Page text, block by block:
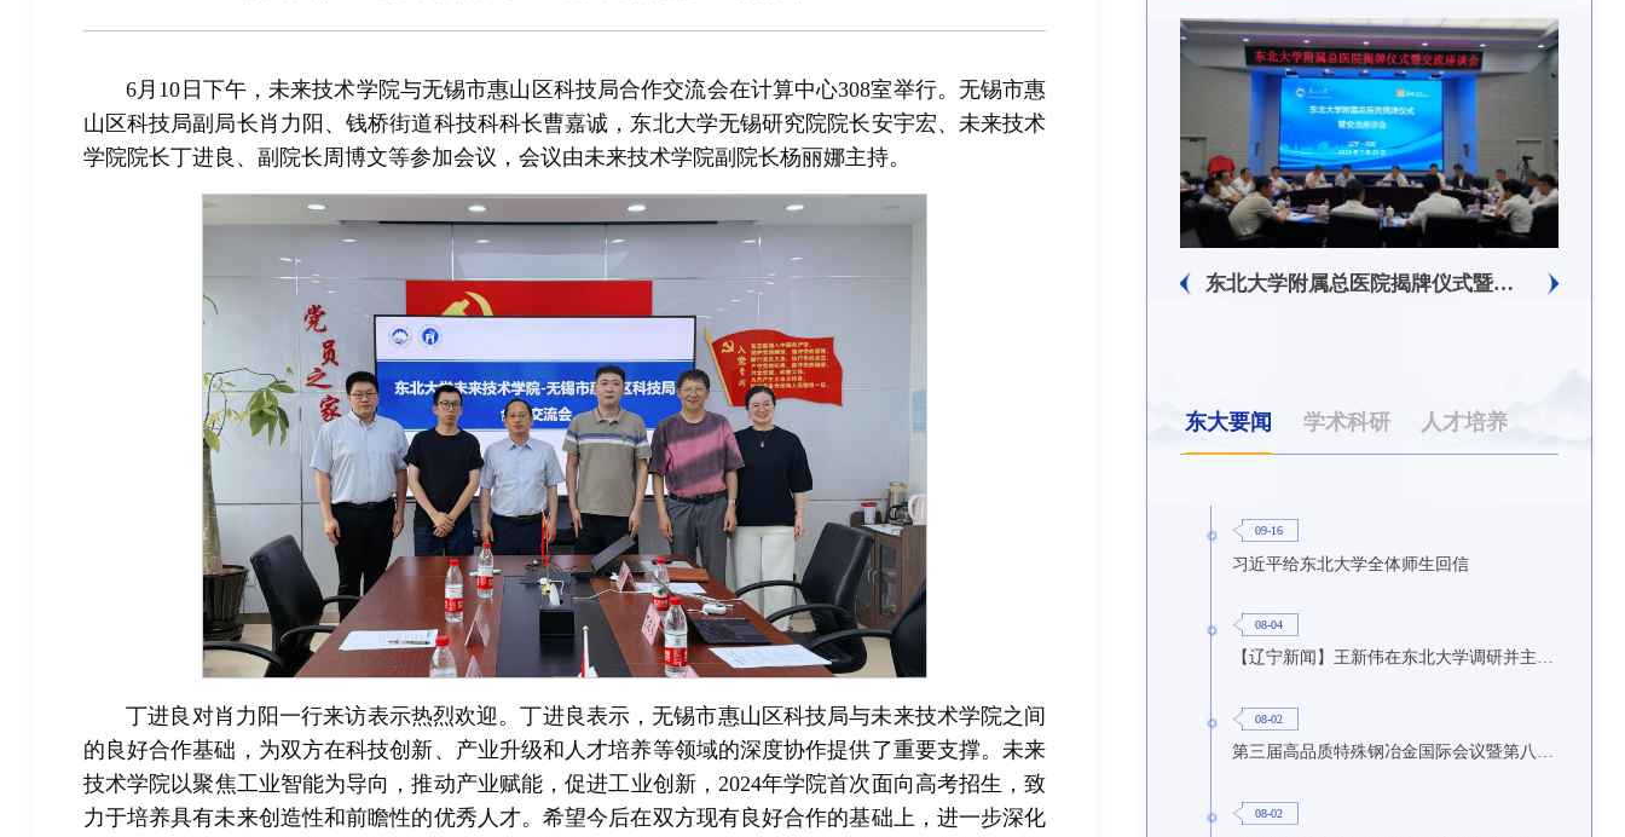
6月10日下午，未来技术学院与无锡市惠山区科技局合作交流会在计算中心308室举行。无锡市惠
山区科技局副局长肖力阳、钱桥街道科技科科长曹嘉诚，东北大学无锡研究院院长安宇宏、未来技术
学院院长丁进良、副院长周博文等参加会议，会议由未来技术学院副院长杨丽娜主持。
丁进良对肖力阳一行来访表示热烈欢迎。丁进良表示，无锡市惠山区科技局与未来技术学院之间
的良好合作基础，为双方在科技创新、产业升级和人才培养等领域的深度协作提供了重要支撑。未来
技术学院以聚焦工业智能为导向，推动产业赋能，促进工业创新，2024年学院首次面向高考招生，致
力于培养具有未来创造性和前瞻性的优秀人才。希望今后在双方现有良好合作的基础上，进一步深化
辽宁省卓越工程师培养联合体在东北大学成立 习近平给东北大学全体师生回信 东北大学附属总医院揭牌仪式暨交流座谈会举行
东大要闻 学术科研 人才培养
09-16
习近平给东北大学全体师生回信
08-04
【辽宁新闻】王新伟在东北大学调研并主持召开座谈会
08-02
08-02